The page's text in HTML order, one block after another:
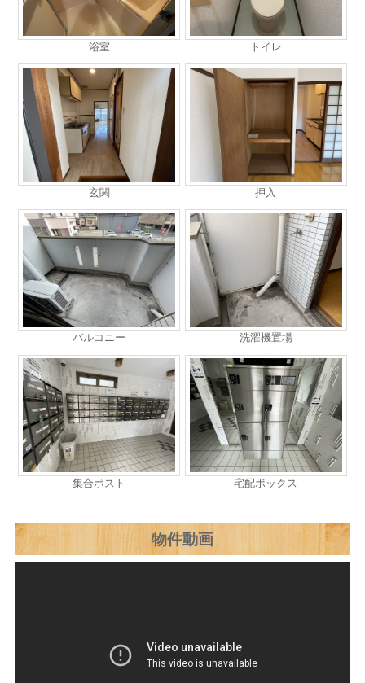
浴室 トイレ
玄関 押入
バルコニー 洗濯機置場
集合ポスト 宅配ボックス
物件動画